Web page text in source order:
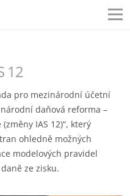
12
pro mezinárodní účetní
daňová reforma –
IAS 12)“, který
ohledně možných
modelových pravidel
ze zisku.